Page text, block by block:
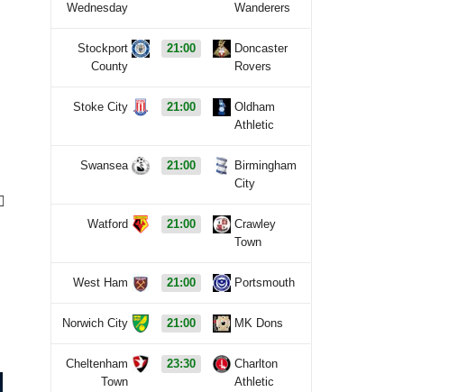
Wednesday
Wanderers
Stockport
County
21:00
Doncaster
Rovers
Stoke City 21:00
Oldham
Athletic
Swansea 21:00
Birmingham
City
Watford 21:00
Crawley
Town
West Ham 21:00 Portsmouth
Norwich City 21:00 MK Dons
Cheltenham
Town
23:30
Charlton
Athletic